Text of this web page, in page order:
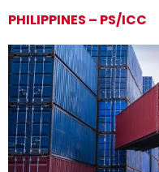
PHILIPPINES – PS/ICC